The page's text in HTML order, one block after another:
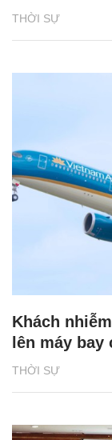
THỜI SỰ
THỜI SỰ
Khách
lên máy